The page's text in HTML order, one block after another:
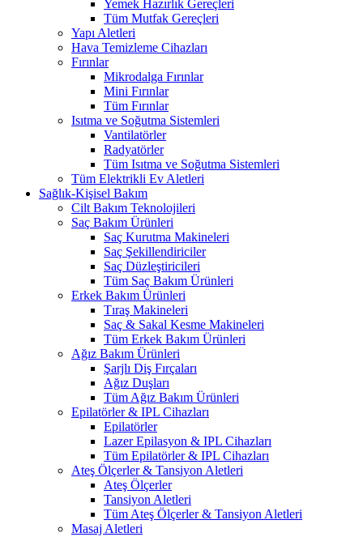
Yemek Hazırlık Gereçleri
Tüm Mutfak Gereçleri
Yapı Aletleri
Hava Temizleme Cihazları
Fırınlar
Mikrodalga Fırınlar
Mini Fırınlar
Tüm Fırınlar
Isıtma ve Soğutma Sistemleri
Vantilatörler
Radyatörler
Tüm Isıtma ve Soğutma Sistemleri
Tüm Elektrikli Ev Aletleri
Sağlık-Kişisel Bakım
Cilt Bakım Teknolojileri
Saç Bakım Ürünleri
Saç Kurutma Makineleri
Saç Şekillendiriciler
Saç Düzleştiricileri
Tüm Saç Bakım Ürünleri
Erkek Bakım Ürünleri
Tıraş Makineleri
Saç & Sakal Kesme Makineleri
Tüm Erkek Bakım Ürünleri
Ağız Bakım Ürünleri
Şarjlı Diş Fırçaları
Ağız Duşları
Tüm Ağız Bakım Ürünleri
Epilatörler & IPL Cihazları
Epilatörler
Lazer Epilasyon & IPL Cihazları
Tüm Epilatörler & IPL Cihazları
Ateş Ölçerler & Tansiyon Aletleri
Ateş Ölçerler
Tansiyon Aletleri
Tüm Ateş Ölçerler & Tansiyon Aletleri
Masaj Aletleri